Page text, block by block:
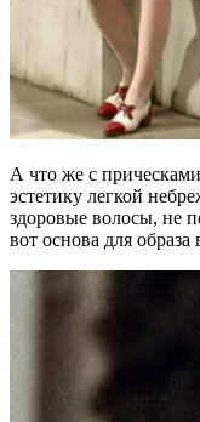
А что же с
эстетику легкой
здоровые волосы, не
вот основа для